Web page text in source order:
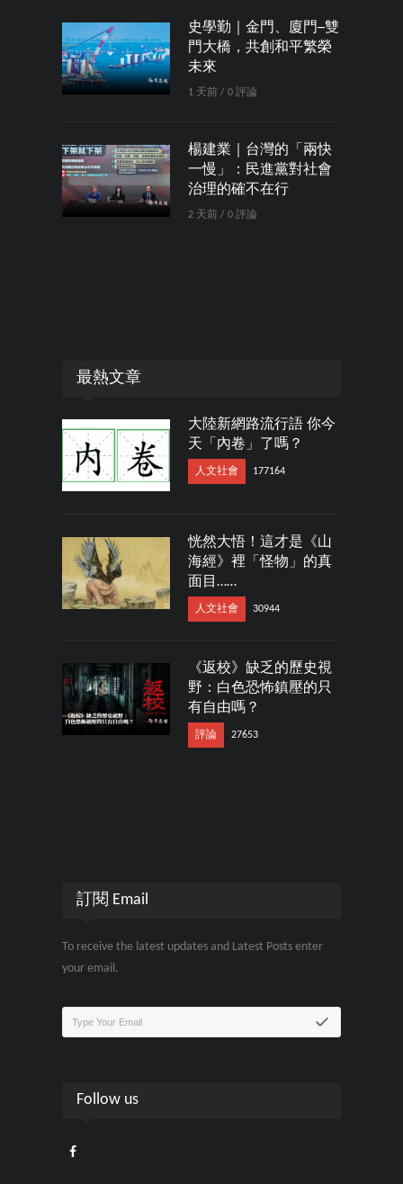
史學勤｜金門、廈門─雙
門大橋，共創和平繁榮
未來
1 天前 / 0 評論
楊建業｜台灣的「兩快
一慢」：民進黨對社會
治理的確不在行
2 天前 / 0 評論
最熱文章
大陸新網路流行語 你今
天「內卷」了嗎？
人文社會 177164
恍然大悟！這才是《山
海經》裡「怪物」的真
面目……
人文社會 30944
《返校》缺乏的歷史視
野：白色恐怖鎮壓的只
有自由嗎？
評論 27653
訂閱 Email
To receive the latest updates and Latest Posts enter
your email.
Follow us